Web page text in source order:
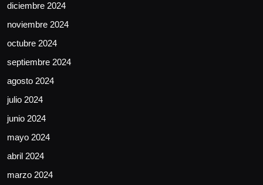
diciembre 2024
noviembre 2024
octubre 2024
septiembre 2024
agosto 2024
julio 2024
junio 2024
mayo 2024
abril 2024
marzo 2024